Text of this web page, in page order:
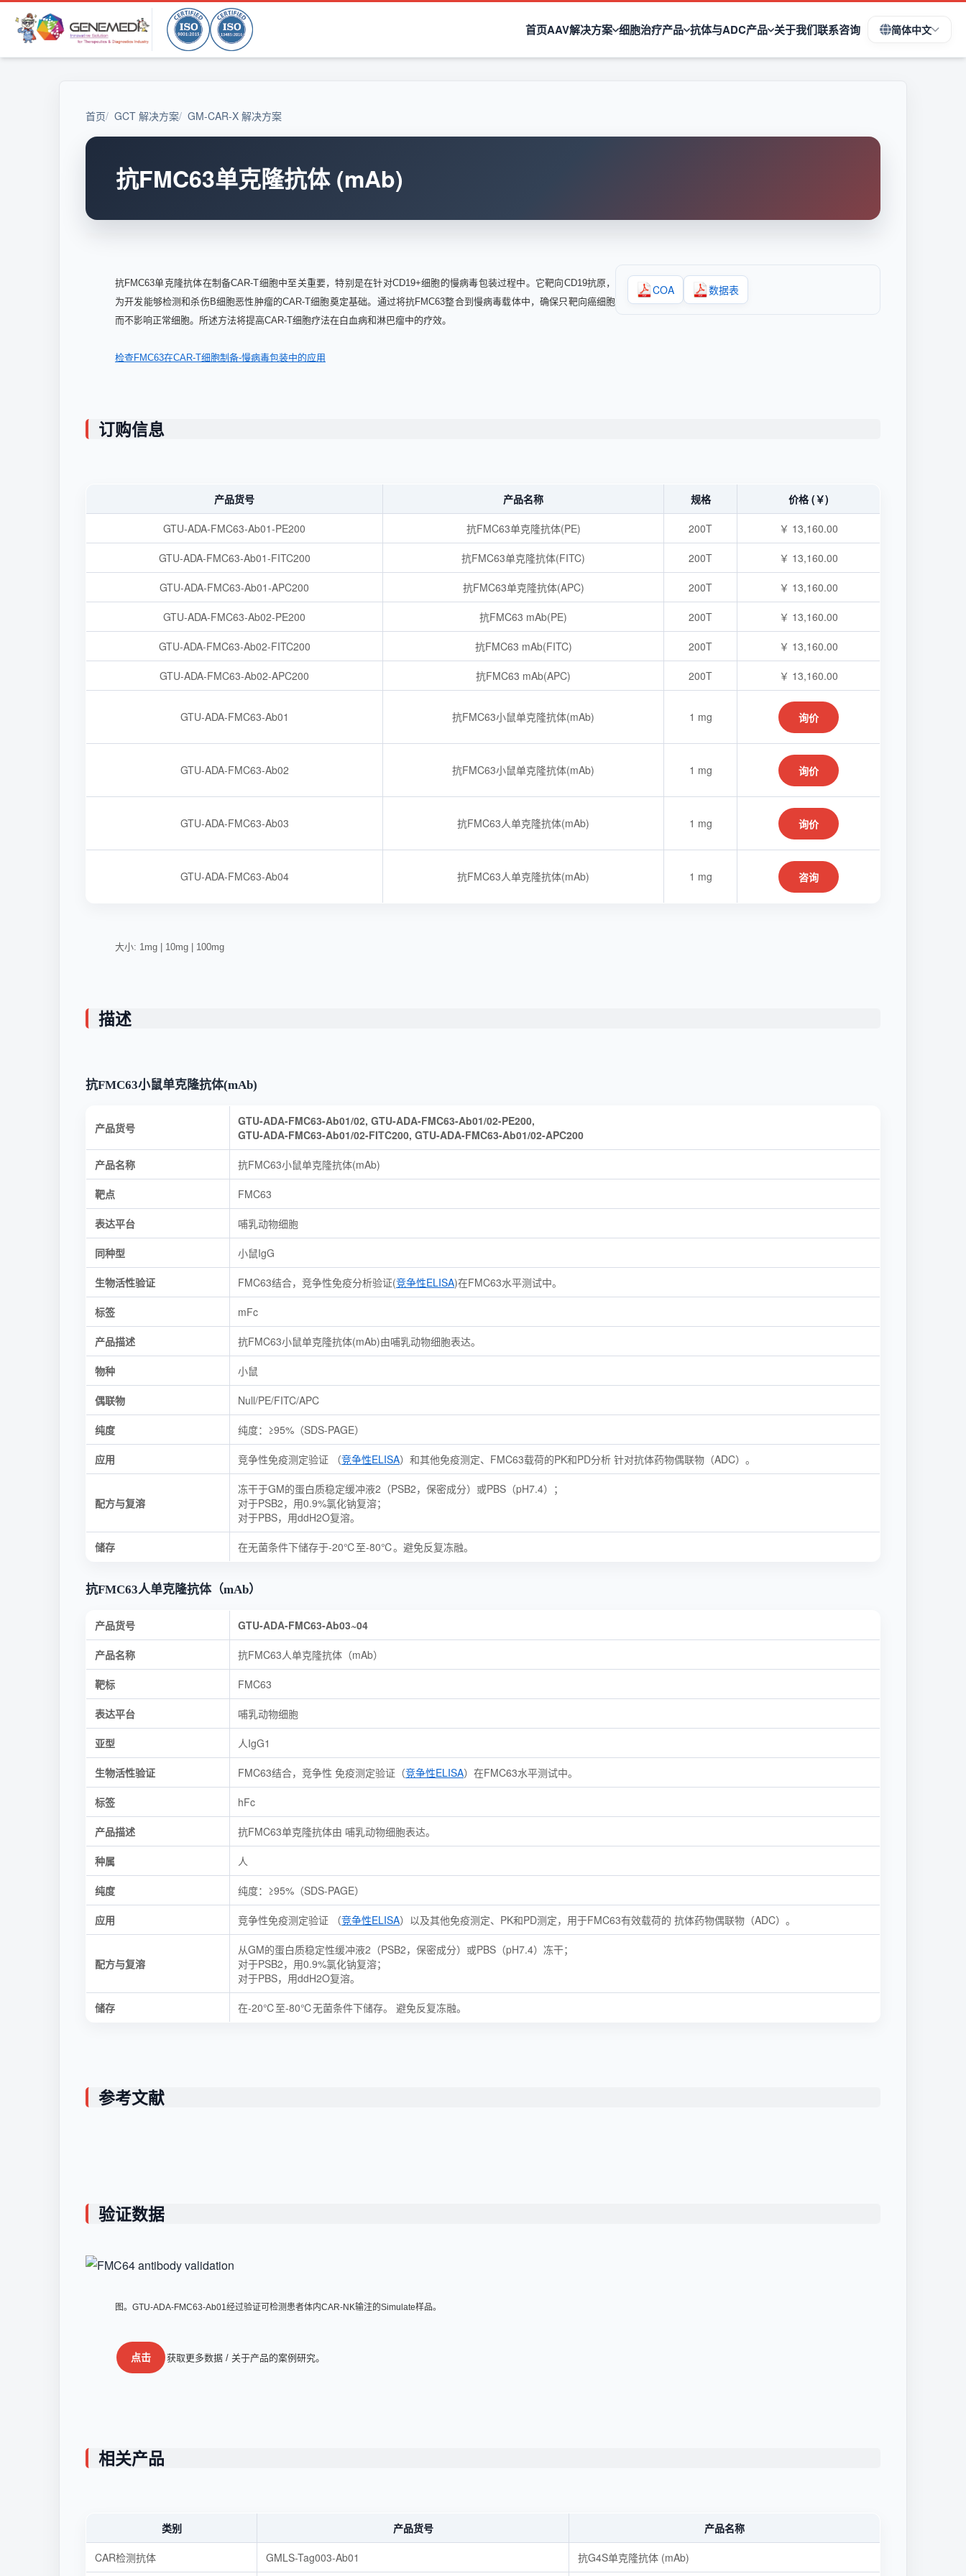
首页AAV解决方案 细胞治疗产品 抗体与ADC产品 关于我们联系咨询 简体中文
首页 GCT 解决方案 GM-CAR-X 解决方案
抗FMC63单克隆抗体 (mAb)
抗FMC63单克隆抗体在制备CAR-T细胞中至关重要，特别是在针对CD19+细胞的慢病毒包装过程中。它靶向CD19抗原，
为开发能够检测和杀伤B细胞恶性肿瘤的CAR-T细胞奠定基础。通过将抗FMC63整合到慢病毒载体中，确保只靶向癌细胞
而不影响正常细胞。所述方法将提高CAR-T细胞疗法在白血病和淋巴瘤中的疗效。
检查FMC63在CAR-T细胞制备-慢病毒包装中的应用
COA 数据表
订购信息
产品货号 产品名称 规格 价格 (￥)
GTU-ADA-FMC63-Ab01-PE200 抗FMC63单克隆抗体(PE) 200T ￥ 13,160.00
GTU-ADA-FMC63-Ab01-FITC200 抗FMC63单克隆抗体(FITC) 200T ￥ 13,160.00
GTU-ADA-FMC63-Ab01-APC200 抗FMC63单克隆抗体(APC) 200T ￥ 13,160.00
GTU-ADA-FMC63-Ab02-PE200 抗FMC63 mAb(PE) 200T ￥ 13,160.00
GTU-ADA-FMC63-Ab02-FITC200 抗FMC63 mAb(FITC) 200T ￥ 13,160.00
GTU-ADA-FMC63-Ab02-APC200 抗FMC63 mAb(APC) 200T ￥ 13,160.00
GTU-ADA-FMC63-Ab01 抗FMC63小鼠单克隆抗体(mAb) 1 mg 询价
GTU-ADA-FMC63-Ab02 抗FMC63小鼠单克隆抗体(mAb) 1 mg 询价
GTU-ADA-FMC63-Ab03 抗FMC63人单克隆抗体(mAb) 1 mg 询价
GTU-ADA-FMC63-Ab04 抗FMC63人单克隆抗体(mAb) 1 mg 咨询
大小: 1mg | 10mg | 100mg
描述
抗FMC63小鼠单克隆抗体(mAb)
产品货号
GTU-ADA-FMC63-Ab01/02, GTU-ADA-FMC63-Ab01/02-PE200,
GTU-ADA-FMC63-Ab01/02-FITC200, GTU-ADA-FMC63-Ab01/02-APC200
产品名称 抗FMC63小鼠单克隆抗体(mAb)
靶点 FMC63
表达平台 哺乳动物细胞
同种型 小鼠IgG
生物活性验证 FMC63结合，竞争性免疫分析验证(竞争性ELISA)在FMC63水平测试中。
标签 mFc
产品描述 抗FMC63小鼠单克隆抗体(mAb)由哺乳动物细胞表达。
物种 小鼠
偶联物 Null/PE/FITC/APC
纯度 纯度：≥95%（SDS-PAGE）
应用 竞争性免疫测定验证 （竞争性ELISA）和其他免疫测定、FMC63载荷的PK和PD分析 针对抗体药物偶联物（ADC）。
配方与复溶
冻干于GM的蛋白质稳定缓冲液2（PSB2，保密成分）或PBS（pH7.4）；
对于PSB2，用0.9%氯化钠复溶；
对于PBS，用ddH2O复溶。
储存 在无菌条件下储存于-20℃至-80℃。避免反复冻融。
抗FMC63人单克隆抗体（mAb）
产品货号 GTU-ADA-FMC63-Ab03~04
产品名称 抗FMC63人单克隆抗体（mAb）
靶标 FMC63
表达平台 哺乳动物细胞
亚型 人IgG1
生物活性验证 FMC63结合，竞争性 免疫测定验证（竞争性ELISA）在FMC63水平测试中。
标签 hFc
产品描述 抗FMC63单克隆抗体由 哺乳动物细胞表达。
种属 人
纯度 纯度：≥95%（SDS-PAGE）
应用 竞争性免疫测定验证 （竞争性ELISA）以及其他免疫测定、PK和PD测定，用于FMC63有效载荷的 抗体药物偶联物（ADC）。
配方与复溶
从GM的蛋白质稳定性缓冲液2（PSB2，保密成分）或PBS（pH7.4）冻干；
对于PSB2，用0.9%氯化钠复溶；
对于PBS，用ddH2O复溶。
储存 在-20℃至-80℃无菌条件下储存。 避免反复冻融。
参考文献
验证数据
图。GTU-ADA-FMC63-Ab01经过验证可检测患者体内CAR-NK输注的Simulate样品。
点击 获取更多数据 / 关于产品的案例研究。
相关产品
类别 产品货号 产品名称
CAR检测抗体 GMLS-Tag003-Ab01 抗G4S单克隆抗体 (mAb)